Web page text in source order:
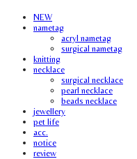
NEW
nametag
acryl nametag
surgical nametag
knitting
necklace
surgical necklace
pearl necklace
beads necklace
jewellery
pet life
acc.
notice
review